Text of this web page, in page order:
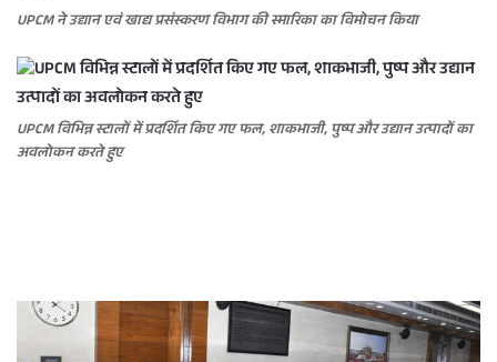
UPCM ने उद्यान एवं खाद्य प्रसंस्करण विभाग की स्मारिका का विमोचन किया
UPCM विभिन्न स्टालों में प्रदर्शित किए गए फल, शाकभाजी, पुष्प और उद्यान उत्पादों का
अवलोकन करते हुए